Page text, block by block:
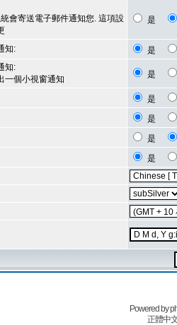
會寄送電子郵件通知您. 這項設
是
知:
是
知:
一個小視窗通知
是
是
是
是
是
Powered by
正體中